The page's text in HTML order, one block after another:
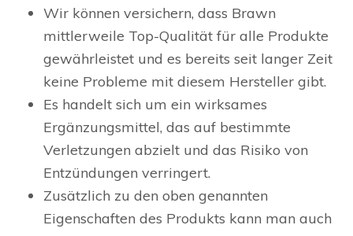
Wir können versichern, dass Brawn
mittlerweile Top-Qualität für alle Produkte
gewährleistet und es bereits seit langer Zeit
keine Probleme mit diesem Hersteller gibt.
Es handelt sich um ein wirksames
Ergänzungsmittel, das auf bestimmte
Verletzungen abzielt und das Risiko von
Entzündungen verringert.
Zusätzlich zu den oben genannten
Eigenschaften des Produkts kann man auch